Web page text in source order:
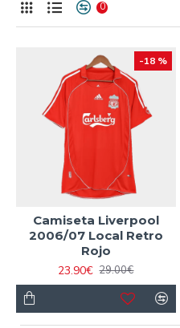
0
-18 %
Camiseta Liverpool
2006/07 Local Retro
Rojo
23.90€ 29.00€